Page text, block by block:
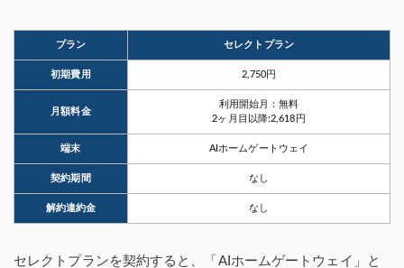
プラン セレクトプラン
初期費用 2,750円
月額料金
利用開始月：無料
2ヶ月目以降:2,618円
端末 AIホームゲートウェイ
契約期間 なし
解約違約金 なし
セレクトプランを契約すると、「AIホームゲートウェイ」と